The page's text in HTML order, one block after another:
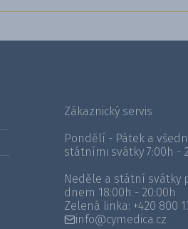
Zákaznický servis
Pondělí - Pátek a
státními svátky 7:00h -
Neděle a státní svátky
dnem 18:00h - 20:00h
Zelená linka: +420 800
info@cymedica.cz